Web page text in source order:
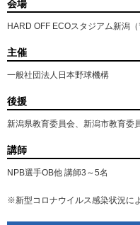
会場
HARD OFF ECOスタジアム新潟
主催
一般社団法人日本野球機構
後援
新潟県教育委員会、新潟市教育委
講師
NPB選手OB他 講師3～5名
※新型コロナウイルス感染状況に